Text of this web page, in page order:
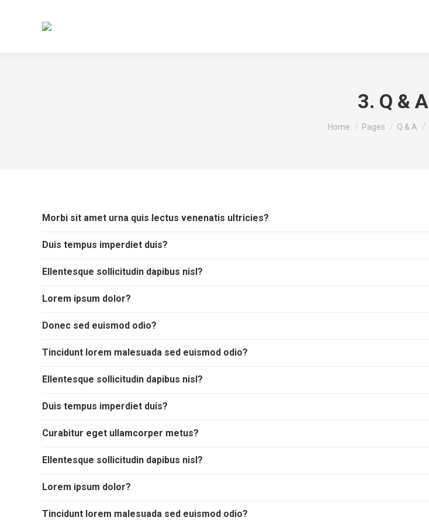
3. Q & A
You are here:
Home Pages Q & A
Morbi sit amet urna quis lectus venenatis ultricies?
Duis tempus imperdiet duis?
Ellentesque sollicitudin dapibus nisl?
Lorem ipsum dolor?
Donec sed euismod odio?
Tincidunt lorem malesuada sed euismod odio?
Ellentesque sollicitudin dapibus nisl?
Duis tempus imperdiet duis?
Curabitur eget ullamcorper metus?
Ellentesque sollicitudin dapibus nisl?
Lorem ipsum dolor?
Tincidunt lorem malesuada sed euismod odio?